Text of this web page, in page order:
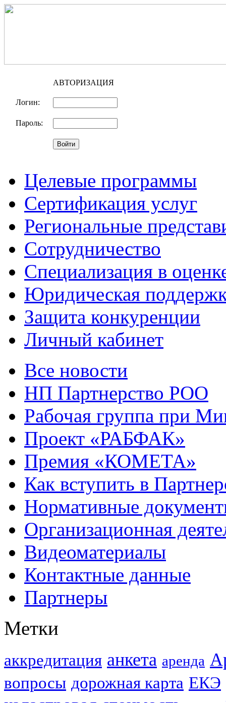
АВТОРИЗАЦИЯ
Логин:
Пароль:
Целевые программы
Сертификация услуг
Региональные
Сотрудничество
Специализация в
Юридическая
Защита конкуренции
Личный кабинет
Все новости
НП Партнерство РОО
Рабочая группа при
Проект «РАБФАК»
Премия «КОМЕТА»
Как вступить в
Нормативные
Организационная
Видеоматериалы
Контактные данные
Партнеры
Метки
аккредитация анкета аренда
вопросы дорожная карта ЕКЭ